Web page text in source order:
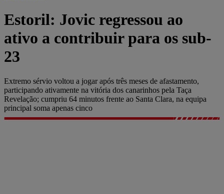
Estoril: Jovic regressou ao
ativo a contribuir para os sub-
23
Extremo sérvio voltou a jogar após três meses de afastamento,
participando ativamente na vitória dos canarinhos pela Taça
Revelação; cumpriu 64 minutos frente ao Santa Clara, na equipa
principal soma apenas cinco